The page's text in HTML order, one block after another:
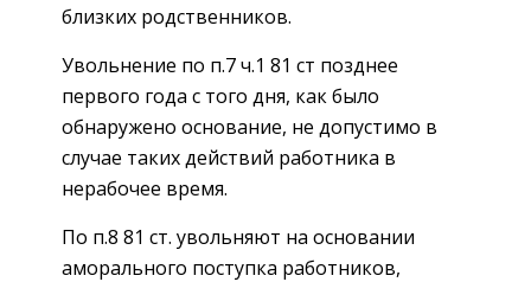
близких родственников.
Увольнение по п.7 ч.1 81 ст позднее
первого года с того дня, как было
обнаружено основание, не допустимо в
случае таких действий работника в
нерабочее время.
По п.8 81 ст. увольняют на основании
аморального поступка работников,